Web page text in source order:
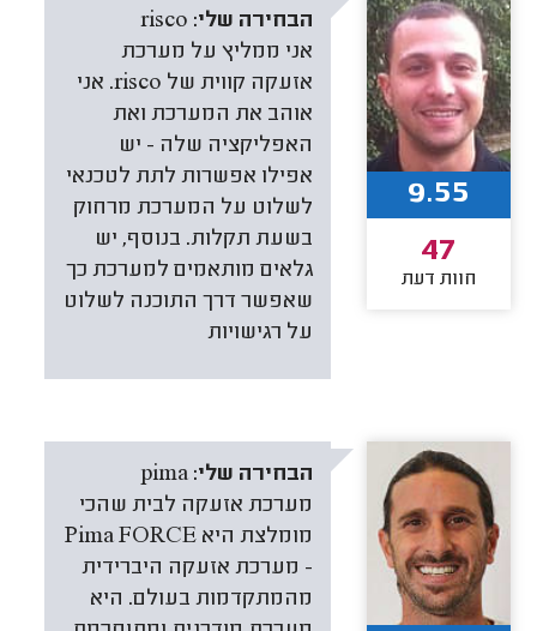
הבחירה שלי: risco
אני ממליץ על מערכת
אזעקה קווית של risco. אני
אוהב את המערכת ואת
האפליקציה שלה - יש
אפילו אפשרות לתת לטכנאי
לשלוט על המערכת מרחוק
בשעת תקלות. בנוסף, יש
גלאים מותאמים למערכת כך
שאפשר דרך התוכנה לשלוט
על רגישויות
9.55
47
חוות דעת
הבחירה שלי: pima
מערכת אזעקה לבית שהכי
מומלצת היא Pima FORCE
- מערכת אזעקה היברידית
מהמתקדמות בעולם. היא